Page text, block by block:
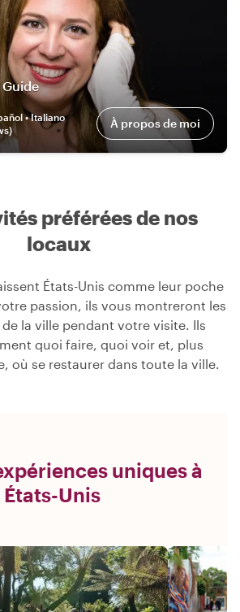
Guide
• Italiano
s) À propos de moi
préférées de nos
locaux
États-Unis comme leur poche
passion, ils vous montreront les
la ville pendant votre visite. Ils
quoi faire, quoi voir et, plus
où se restaurer dans toute la ville.
uniques à
États-Unis